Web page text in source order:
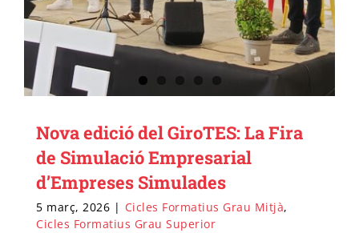
Nova edició del GiroTES: La Fira
de Simulació Empresarial
d’Empreses Simulades
5 març, 2026 | Cicles Formatius Grau Mitjà,
Cicles Formatius Grau Superior